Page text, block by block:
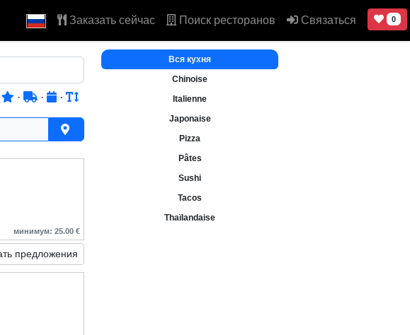
Заказать сейчас Поиск ресторанов Связаться 0
· · ·
минимум: 25.00 €
предложения
Вся кухня
Chinoise
Italienne
Japonaise
Pizza
Pâtes
Sushi
Tacos
Thaïlandaise